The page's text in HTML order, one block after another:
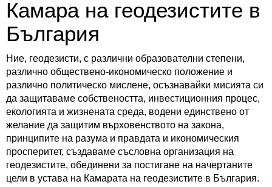
Камара на геодезистите в
България
Ние, геодезисти, с различни образователни степени,
различно обществено-икономическо положение и
различно политическо мислене, осъзнавайки мисията си
да защитаваме собствеността, инвестиционния процес,
екологията и жизнената среда, водени единствено от
желание да защитим върховенството на закона,
принципите на разума и правдата и икономическия
просперитет, създаваме съсловна организация на
геодезистите, обединени за постигане на начертаните
цели в устава на Камарата на геодезистите в България.